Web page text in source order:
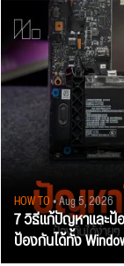
HOW TO• Aug 5, 2026
7 วิธีแก้ปัญหาและป้
ป้องกันได้ทั้ง